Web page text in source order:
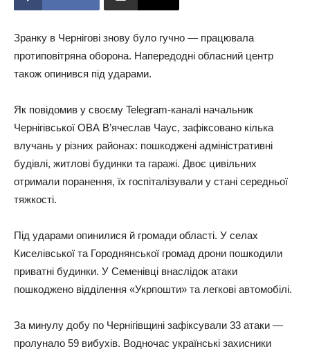
Зранку в Чернігові знову було гучно — працювала
протиповітряна оборона. Напередодні обласний центр
також опинився під ударами.
Як повідомив у своєму Telegram-каналі начальник
Чернігівської ОВА В’ячеслав Чаус, зафіксовано кілька
влучань у різних районах: пошкоджені адміністративні
будівлі, житлові будинки та гаражі. Двоє цивільних
отримали поранення, їх госпіталізували у стані середньої
тяжкості.
Під ударами опинилися й громади області. У селах
Киселівської та Городнянської громад дрони пошкодили
приватні будинки. У Семенівці внаслідок атаки
пошкоджено відділення «Укрпошти» та легкові автомобілі.
За минулу добу по Чернігівщині зафіксували 33 атаки —
пролунало 59 вибухів. Водночас українські захисники